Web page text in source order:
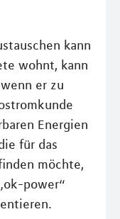
kann
wohnt, kann
er zu
Energien
für das
möchte,
power“